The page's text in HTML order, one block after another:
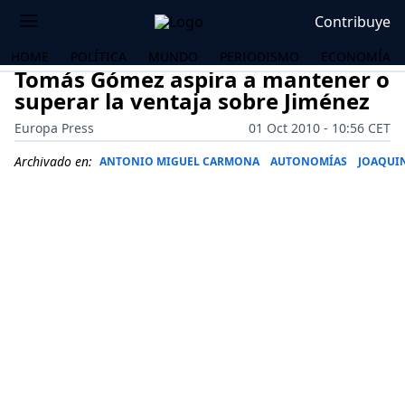
Contribuye
HOME POLÍTICA MUNDO PERIODISMO ECONOMÍA
Tomás Gómez aspira a mantener o
superar la ventaja sobre Jiménez
Europa Press
01 Oct 2010 - 10:56 CET
Archivado en: ANTONIO MIGUEL CARMONA AUTONOMÍAS